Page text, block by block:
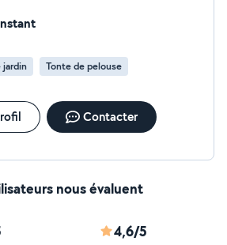
jardin Tonte de pelouse
Contacter
nous évaluent
4,6/5